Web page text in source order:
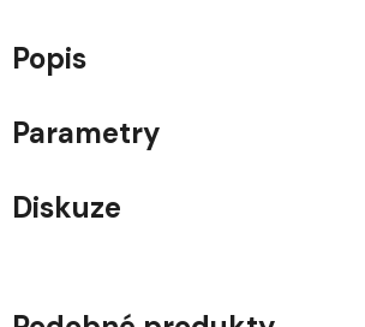
Popis
Parametry
Diskuze